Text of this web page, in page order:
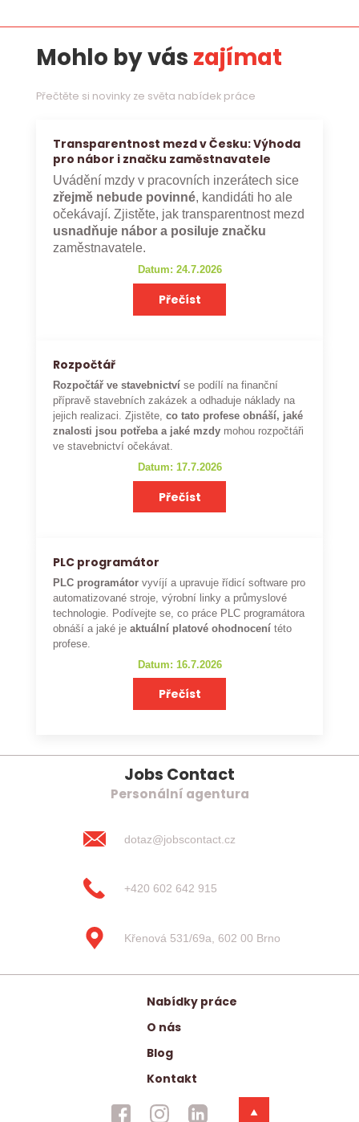
Mohlo by vás zajímat
Přečtěte si novinky ze světa nabídek práce
Transparentnost mezd v Česku: Výhoda
pro nábor i značku zaměstnavatele
Uvádění mzdy v pracovních inzerátech sice
zřejmě nebude povinné, kandidáti ho ale
očekávají. Zjistěte, jak transparentnost mezd
usnadňuje nábor a posiluje značku
zaměstnavatele.
Datum: 24.7.2026
Přečíst
Rozpočtář
Rozpočtář ve stavebnictví se podílí na finanční
přípravě stavebních zakázek a odhaduje náklady na
jejich realizaci. Zjistěte,co tato profese obnáší, jaké
znalosti jsou potřeba a jaké mzdy mohou rozpočtáři
ve stavebnictví očekávat.
Datum: 17.7.2026
Přečíst
PLC programátor
PLC programátor vyvíjí a upravuje řídicí software pro
automatizované stroje, výrobní linky a průmyslové
technologie. Podívejte se, co práce PLC programátora
obnáší a jaké je aktuální platové ohodnocení této
profese.
Datum: 16.7.2026
Přečíst
Jobs Contact
Personální agentura
dotaz@jobscontact.cz
+420 602 642 915
Křenová 531/69a, 602 00 Brno
Nabídky práce
O nás
Blog
Kontakt